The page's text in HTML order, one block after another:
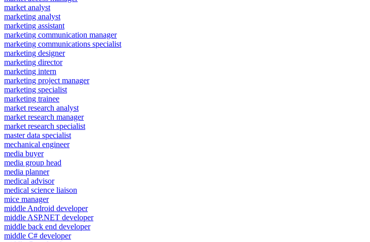
market analyst
marketing analyst
marketing assistant
marketing communication manager
marketing communications specialist
marketing designer
marketing director
marketing intern
marketing project manager
marketing specialist
marketing trainee
market research analyst
market research manager
market research specialist
master data specialist
mechanical engineer
media buyer
media group head
media planner
medical advisor
medical science liaison
mice manager
middle Android developer
middle ASP.NET developer
middle back end developer
middle C# developer